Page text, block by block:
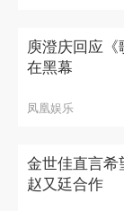
庾澄庆回应《
在黑幕
凤凰娱乐
金世佳直言希
赵又廷合作